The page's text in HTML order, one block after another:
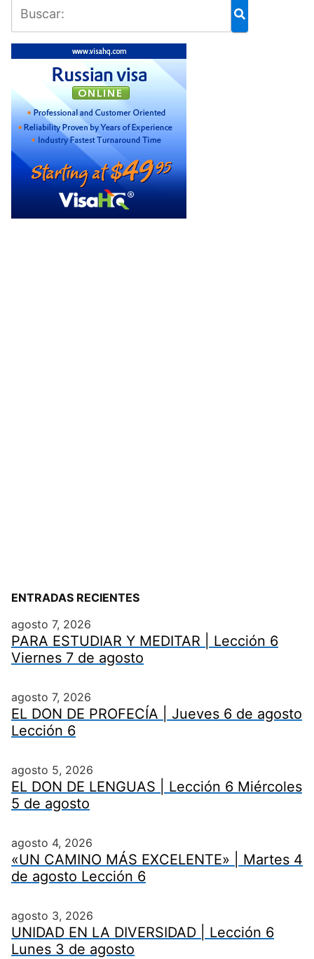
ENTRADAS RECIENTES
agosto 7, 2026
PARA ESTUDIAR Y MEDITAR | Lección 6
Viernes 7 de agosto
agosto 7, 2026
EL DON DE PROFECÍA | Jueves 6 de agosto
Lección 6
agosto 5, 2026
EL DON DE LENGUAS | Lección 6 Miércoles
5 de agosto
agosto 4, 2026
«UN CAMINO MÁS EXCELENTE» | Martes 4
de agosto Lección 6
agosto 3, 2026
UNIDAD EN LA DIVERSIDAD | Lección 6
Lunes 3 de agosto